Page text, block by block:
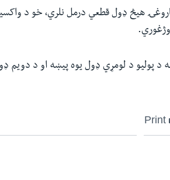
هیڅ ډول قطعي درمل نلري، خو د
Print